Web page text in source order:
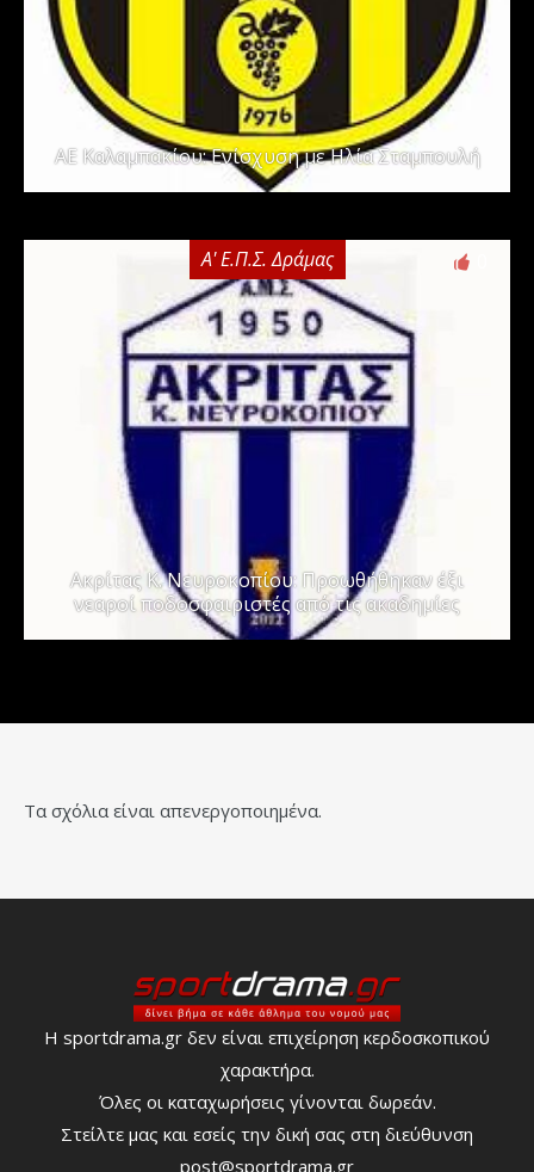
ΑΕ Καλαμπακίου: Ενίσχυση με Ηλία Σταμπουλή
Α' Ε.Π.Σ. Δράμας
Ακρίτας Κ. Νευροκοπίου: Προωθήθηκαν έξι
νεαροί ποδοσφαιριστές από τις ακαδημίες
Τα σχόλια είναι απενεργοποιημένα.
Η sportdrama.gr δεν είναι επιχείρηση κερδοσκοπικού
χαρακτήρα.
Όλες οι καταχωρήσεις γίνονται δωρεάν.
Στείλτε μας και εσείς την δική σας στη διεύθυνση
post@sportdrama.gr